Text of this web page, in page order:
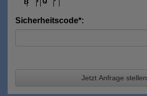
Sicherheitscode*:
Jetzt Anfrage stellen